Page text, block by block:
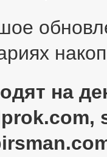
на